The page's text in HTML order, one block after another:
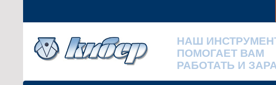
НАШ
ПОМОГАЕТ ВАМ
РАБОТАТЬ И